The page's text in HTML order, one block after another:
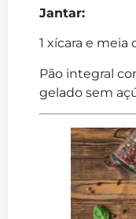
Jantar:
1 xícara e
Pão integral
gelado sem